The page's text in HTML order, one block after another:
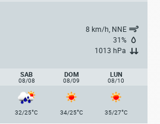
8 km/h, NNE
31%
1013 hPa
SAB
08/08
DOM
08/09
LUN
08/10
32/25°C 34/25°C 35/27°C